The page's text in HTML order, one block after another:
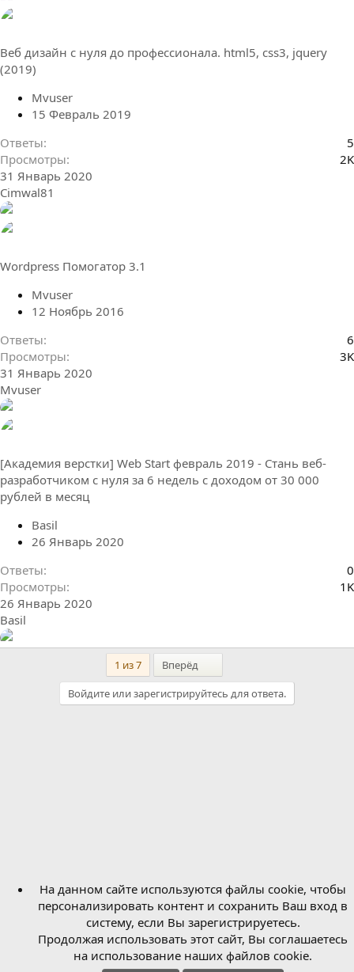
Веб дизайн с нуля до профессионала. html5, css3, jquery
(2019)
Mvuser
15 Февраль 2019
Ответы
5
Просмотры
2K
31 Январь 2020
Cimwal81
Wordpress Помогатор 3.1
Mvuser
12 Ноябрь 2016
Ответы
6
Просмотры
3K
31 Январь 2020
Mvuser
[Академия верстки] Web Start февраль 2019 - Стань веб-
разработчиком с нуля за 6 недель с доходом от 30 000
рублей в месяц
Basil
26 Январь 2020
Ответы
0
Просмотры
1K
26 Январь 2020
Basil
1 из 7 Вперёд
Войдите или зарегистрируйтесь для ответа.
На данном сайте используются файлы cookie, чтобы
персонализировать контент и сохранить Ваш вход в
систему, если Вы зарегистрируетесь.
Продолжая использовать этот сайт, Вы соглашаетесь
на использование наших файлов cookie.